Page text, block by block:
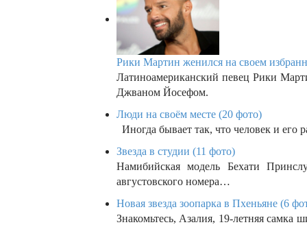
Рики Мартин женился на своем
Латиноамериканский певец Рики
Джваном Йосефом.
Люди на своём месте (20 фото)
Иногда бывает так, что человек и его
Звезда в студии (11 фото)
Намибийская модель Бехати
августовского номера…
Новая звезда зоопарка в Пхеньяне (6
Знакомьтесь, Азалия, 19-летняя самка